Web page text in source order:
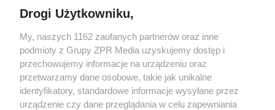
WSPÓŁPRACUJĄ Z NAMI:
Drogi Użytkowniku,
My, naszych 1162 zaufanych partnerów oraz inne
podmioty z Grupy ZPR Media uzyskujemy dostęp i
przechowujemy informacje na urządzeniu oraz
przetwarzamy dane osobowe, takie jak unikalne
identyfikatory, standardowe informacje wysyłane przez
urządzenie czy dane przeglądania w celu zapewniania